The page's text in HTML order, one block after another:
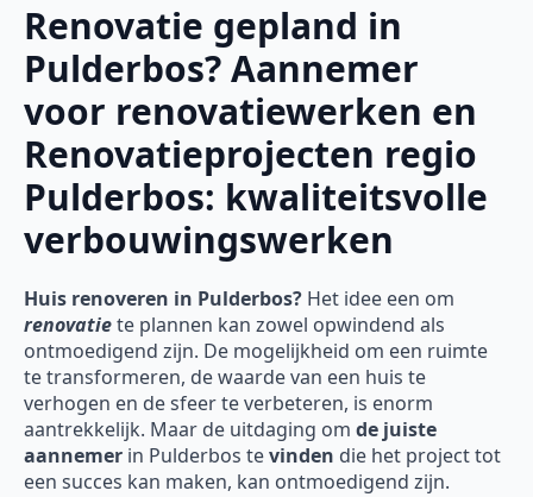
Renovatie gepland in
Pulderbos? Aannemer
voor renovatiewerken en
Renovatieprojecten regio
Pulderbos: kwaliteitsvolle
verbouwingswerken
Huis renoveren in Pulderbos? Het idee een om
renovatiete plannen kan zowel opwindend als
ontmoedigend zijn. De mogelijkheid om een ruimte
te transformeren, de waarde van een huis te
verhogen en de sfeer te verbeteren, is enorm
aantrekkelijk. Maar de uitdaging om de juiste
aannemer in Pulderbos tevinden die het project tot
een succes kan maken, kan ontmoedigend zijn.